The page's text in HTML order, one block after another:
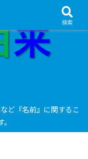
ど『名前』に関するこ
検索